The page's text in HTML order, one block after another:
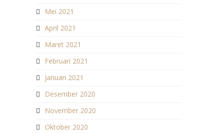
Mei 2021
April 2021
Maret 2021
Februari 2021
Januari 2021
Desember 2020
November 2020
Oktober 2020